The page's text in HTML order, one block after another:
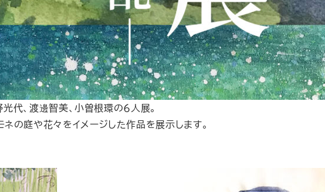
代、渡邊智美、小曽根環の６人展。
の庭や花々をイメージした作品を展示します。